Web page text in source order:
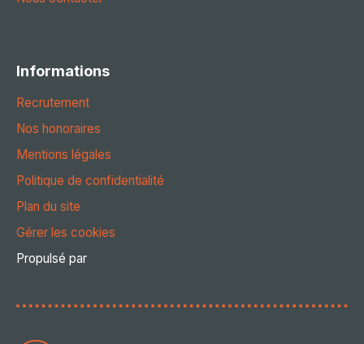
Informations
Recrutement
Nos honoraires
Mentions légales
Politique de confidentialité
Plan du site
Gérer les cookies
Propulsé par